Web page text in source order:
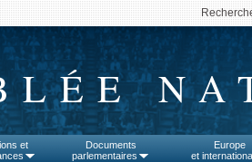
et
Documents
parlementaires
Europe
et